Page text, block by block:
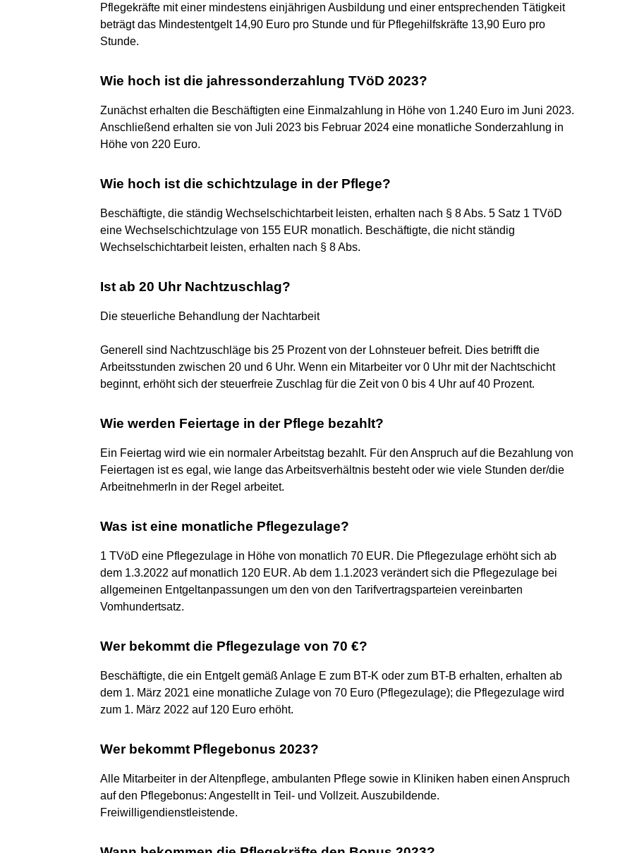
Pflegekräfte mit einer mindestens einjährigen Ausbildung und einer entsprechenden Tätigkeit
beträgt das Mindestentgelt 14,90 Euro pro Stunde und für Pflegehilfskräfte 13,90 Euro pro
Stunde.
Wie hoch ist die jahressonderzahlung TVöD 2023?
Zunächst erhalten die Beschäftigten eine Einmalzahlung in Höhe von 1.240 Euro im Juni 2023.
Anschließend erhalten sie von Juli 2023 bis Februar 2024 eine monatliche Sonderzahlung in
Höhe von 220 Euro.
Wie hoch ist die schichtzulage in der Pflege?
Beschäftigte, die ständig Wechselschichtarbeit leisten, erhalten nach § 8 Abs. 5 Satz 1 TVöD
eine Wechselschichtzulage von 155 EUR monatlich. Beschäftigte, die nicht ständig
Wechselschichtarbeit leisten, erhalten nach § 8 Abs.
Ist ab 20 Uhr Nachtzuschlag?
Die steuerliche Behandlung der Nachtarbeit
Generell sind Nachtzuschläge bis 25 Prozent von der Lohnsteuer befreit. Dies betrifft die
Arbeitsstunden zwischen 20 und 6 Uhr. Wenn ein Mitarbeiter vor 0 Uhr mit der Nachtschicht
beginnt, erhöht sich der steuerfreie Zuschlag für die Zeit von 0 bis 4 Uhr auf 40 Prozent.
Wie werden Feiertage in der Pflege bezahlt?
Ein Feiertag wird wie ein normaler Arbeitstag bezahlt. Für den Anspruch auf die Bezahlung von
Feiertagen ist es egal, wie lange das Arbeitsverhältnis besteht oder wie viele Stunden der/die
ArbeitnehmerIn in der Regel arbeitet.
Was ist eine monatliche Pflegezulage?
1 TVöD eine Pflegezulage in Höhe von monatlich 70 EUR. Die Pflegezulage erhöht sich ab
dem 1.3.2022 auf monatlich 120 EUR. Ab dem 1.1.2023 verändert sich die Pflegezulage bei
allgemeinen Entgeltanpassungen um den von den Tarifvertragsparteien vereinbarten
Vomhundertsatz.
Wer bekommt die Pflegezulage von 70 €?
Beschäftigte, die ein Entgelt gemäß Anlage E zum BT-K oder zum BT-B erhalten, erhalten ab
dem 1. März 2021 eine monatliche Zulage von 70 Euro (Pflegezulage); die Pflegezulage wird
zum 1. März 2022 auf 120 Euro erhöht.
Wer bekommt Pflegebonus 2023?
Alle Mitarbeiter in der Altenpflege, ambulanten Pflege sowie in Kliniken haben einen Anspruch
auf den Pflegebonus: Angestellt in Teil- und Vollzeit. Auszubildende.
Freiwilligendienstleistende.